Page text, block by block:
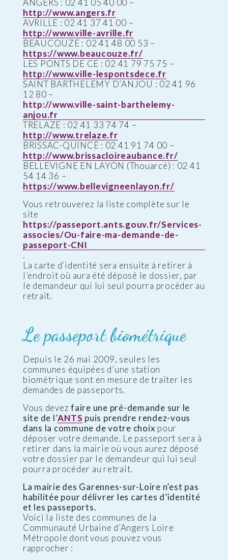
ANGERS : 02 41 05 40 00 –
http://www.angers.fr
AVRILLE : 02 41 37 41 00 –
http://www.ville-avrille.fr
BEAUCOUZE : 02 41 48 00 53 –
https://www.beaucouze.fr/
LES PONTS DE CE : 02 41 79 75 75 –
http://www.ville-lespontsdece.fr
SAINT BARTHELEMY D’ANJOU : 02 41 96
12 80 –
http://www.ville-saint-barthelemy-
anjou.fr
TRELAZE : 02 41 33 74 74 –
http://www.trelaze.fr
BRISSAC-QUINCE : 02 41 91 74 00 –
http://www.brissacloireaubance.fr/
BELLEVIGNE EN LAYON (Thouarcé) : 02 41
54 14 36 –
https://www.bellevigneenlayon.fr/
Vous retrouverez la liste complète sur le
site
https://passeport.ants.gouv.fr/Services-
associes/Ou-faire-ma-demande-de-
passeport-CNI
.
La carte d’identité sera ensuite à retirer à
l’endroit où aura été déposé le dossier, par
le demandeur qui lui seul pourra procéder au
retrait.
Le passeport biométrique
Depuis le 26 mai 2009, seules les
communes équipées d’une station
biométrique sont en mesure de traiter les
demandes de passeports.
Vous devezfaire une pré-demande sur le
site de l’ANTS puis prendre rendez-vous
dans la commune de votre choix pour
déposer votre demande. Le passeport sera à
retirer dans la mairie où vous aurez déposé
votre dossier par le demandeur qui lui seul
pourra procéder au retrait.
La mairie des Garennes-sur-Loire n’est pas
habilitée pour délivrer les cartes d’identité
et les passeports.
Voici la liste des communes de la
Communauté Urbaine d’Angers Loire
Métropole dont vous pouvez vous
rapprocher :